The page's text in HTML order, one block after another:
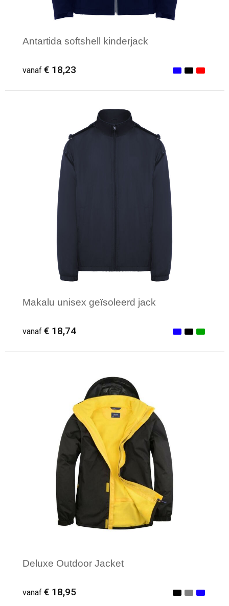
Antartida softshell kinderjack
vanaf € 18,23
Minimale afname: 1
Makalu unisex geïsoleerd jack
vanaf € 18,74
Minimale afname: 1
Deluxe Outdoor Jacket
vanaf € 18,95